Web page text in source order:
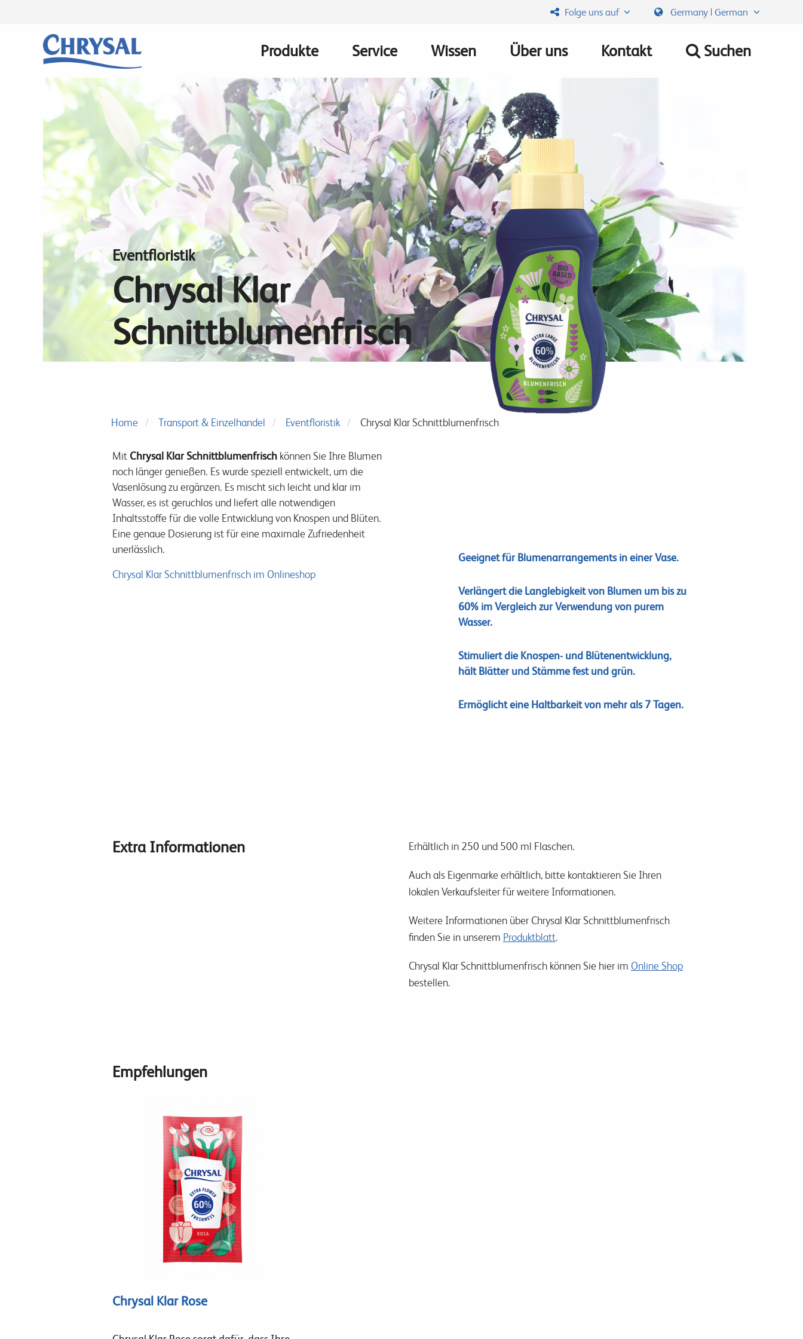
Folge uns auf Germany | German
Main
navigation
Produkte Service Wissen Über uns Kontakt Suchen
Eventfloristik
Chrysal Klar
Schnittblumenfrisch
Home Transport & Einzelhandel Eventfloristik Chrysal Klar Schnittblumenfrisch
Mit Chrysal Klar Schnittblumenfrischkönnen Sie Ihre Blumen
noch länger genießen. Es wurde speziell entwickelt, um die
Vasenlösung zu ergänzen. Es mischt sich leicht und klar im
Wasser, es ist geruchlos und liefert alle notwendigen
Inhaltsstoffe für die volle Entwicklung von Knospen und Blüten.
Eine genaue Dosierung ist für eine maximale Zufriedenheit
unerlässlich.
Chrysal Klar Schnittblumenfrisch im Onlineshop
Geeignet für Blumenarrangements in einer Vase.
Verlängert die Langlebigkeit von Blumen um bis zu
60% im Vergleich zur Verwendung von purem
Wasser.
Stimuliert die Knospen- und Blütenentwicklung,
hält Blätter und Stämme fest und grün.
Ermöglicht eine Haltbarkeit von mehr als 7 Tagen.
Extra Informationen Erhältlich in 250 und 500 ml Flaschen.
Auch als Eigenmarke erhältlich, bitte kontaktieren Sie Ihren
lokalen Verkaufsleiter für weitere Informationen.
Weitere Informationen über Chrysal Klar Schnittblumenfrisch
finden Sie in unserem Produktblatt.
Chrysal Klar Schnittblumenfrisch können Sie hier im Online Shop
bestellen.
Empfehlungen
Chrysal Klar Rose